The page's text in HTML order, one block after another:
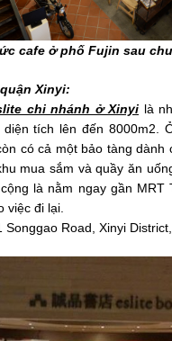
cafe ở phố Fujin sau
Xinyi:
chi nhánh ở Xinyi là
tích lên đến 8000m2.
có cả một bảo tàng dành
mua sắm và quầy ăn
là nằm ngay gần MRT
việc đi lại.
Songgao Road, Xinyi